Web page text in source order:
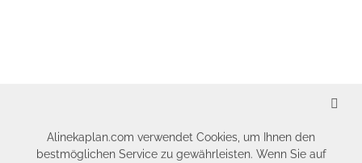
Alinekaplan.com verwendet Cookies, um Ihnen den
bestmöglichen Service zu gewährleisten. Wenn Sie auf